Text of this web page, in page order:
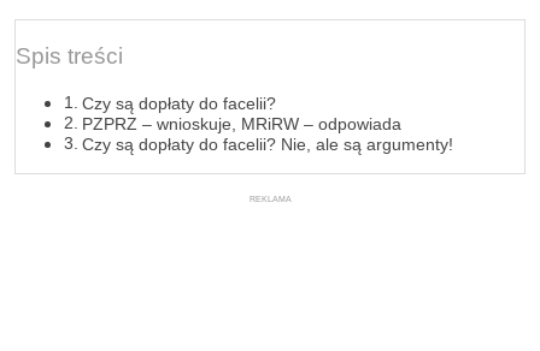
Spis treści
Czy są dopłaty do facelii?
PZPRZ – wnioskuje, MRiRW – odpowiada
Czy są dopłaty do facelii? Nie, ale są argumenty!
REKLAMA